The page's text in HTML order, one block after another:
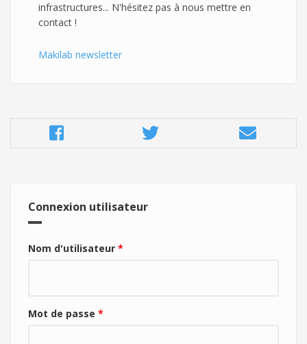
infrastructures... N'hésitez pas à nous mettre en
contact !
Makilab newsletter
Connexion utilisateur
Nom d'utilisateur *
Mot de passe *